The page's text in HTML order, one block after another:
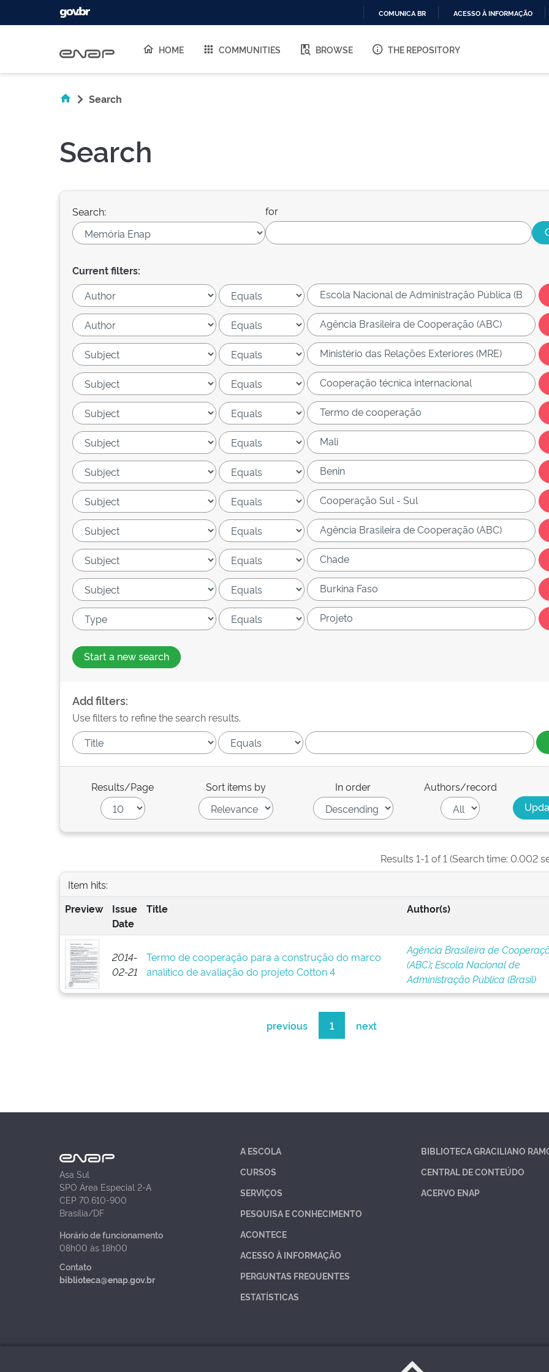
O
COMUNICA BR ACESSO À INFORMAÇÃO
HOME COMMUNITIES BROWSE THE REPOSITORY
Search
Search
Search: for
Current filters:
Start a new search
Add filters:
Use filters to refine the search results.
Results/Page Sort items by In order Authors/record
Results 1-1 of 1 (Search time: 0.002
Item hits:
Preview
Issue
Date
Title Author(s)
2014-
02-21
Termo de cooperação para a construção do marco
analítico de avaliação do projeto Cotton 4
Agência Brasileira de
(ABC);Escola Nacional de
Administração Pública (Brasil)
previous 1 next
Asa Sul
SPO Área Especial 2-A
CEP 70.610-900
Brasília/DF
Horário de funcionamento
08h00 às 18h00
Contato
biblioteca@enap.gov.br
A ESCOLA
CURSOS
SERVIÇOS
PESQUISA E CONHECIMENTO
ACONTECE
ACESSO À INFORMAÇÃO
PERGUNTAS FREQUENTES
ESTATÍSTICAS
BIBLIOTECA GRACILIANO
CENTRAL DE CONTEÚDO
ACERVO ENAP